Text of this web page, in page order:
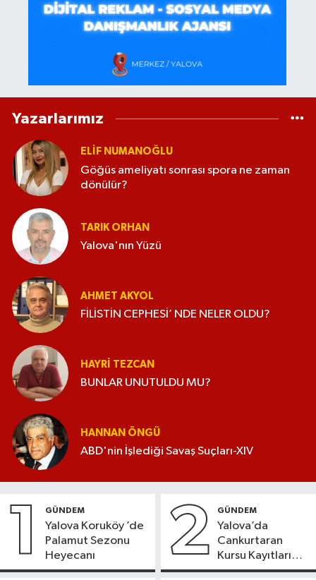
Yazarlarımız
ELİF NUMANOĞLU
Göğüs ameliyatı sonrası spora ne zaman
dönülür?
TARIK ORHAN
Yalova'nın Yüzü
AHMET AKYOL
FİLİSTİN CEPHESİ’ NDE NELER OLDU?
HAYRI TEZCAN
BUNLAR UNUTULDU MU?
HANNAN ÖNGÜ
ABD'nin İşlediği Savaş Suçları-XIV
1 GÜNDEM
Yalova Koruköy ’de
Palamut Sezonu
Heyecanı
2 GÜNDEM
Yalova’da
Cankurtaran
Kursu Kayıtları
Başladı